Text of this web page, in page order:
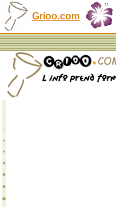
Grioo.com